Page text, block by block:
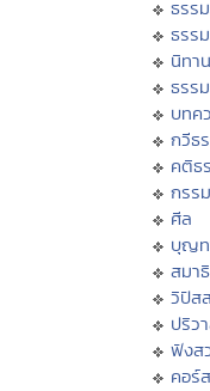
ธรร
ธรร
นิทา
ธรร
บทค
กวีธ
คติธ
กรรม
ศีล
บุญท
สมาธิ
วิปัส
ปริว
ฟังส
คอร์